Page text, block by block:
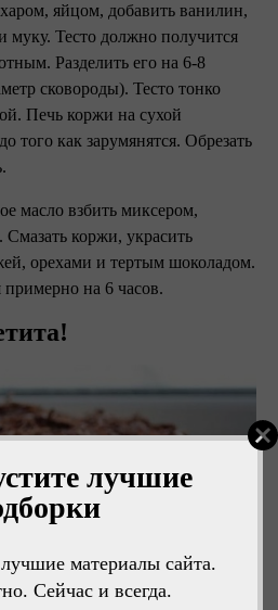
лучшие
материалы сайта.
Сейчас и всегда.
яйцом, добавить ванилин,
муку. Тесто должно получится
Разделить его на 6-8
сковороды). Тесто тонко
Печь коржи на сухой
того как зарумянятся. Обрезать
масло взбить миксером,
коржи, украсить
орехами и тертым шоколадом.
на 6 часов.